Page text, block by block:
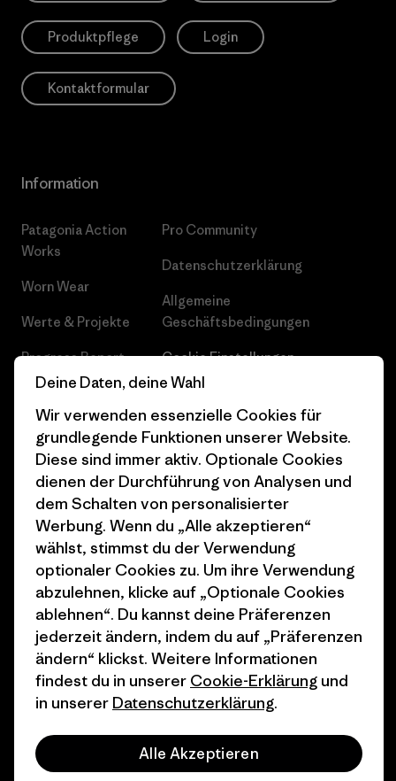
Produktpflege Login
Kontaktformular
Information
Patagonia Action
Works
Worn Wear
Werte & Projekte
Progress Report
Business Unusual
Klimaziele
1% For The Planet
Wie wir finanzieren
Geschenkgutscheine
Stores in deiner
Nähe
Pro Community
Datenschutzerklärung
Allgemeine
Geschäftsbedingungen
Cookie Einstellungen
Karriere
Pressekontakt
Industry program
Affiliate-Programm
Patagonia Österreich
Seitenverzeichnis
© 2026 Patagonia, Inc. All Rights Reserved.
Deine Daten, deine Wahl
Wir verwenden essenzielle Cookies für
grundlegende Funktionen unserer Website.
Diese sind immer aktiv. Optionale Cookies
dienen der Durchführung von Analysen und
dem Schalten von personalisierter
Werbung. Wenn du „Alle akzeptieren“
wählst, stimmst du der Verwendung
optionaler Cookies zu. Um ihre Verwendung
abzulehnen, klicke auf „Optionale Cookies
ablehnen“. Du kannst deine Präferenzen
jederzeit ändern, indem du auf „Präferenzen
ändern“ klickst. Weitere Informationen
findest du in unserer Cookie-Erklärung und
in unserer Datenschutzerklärung.
Alle Akzeptieren